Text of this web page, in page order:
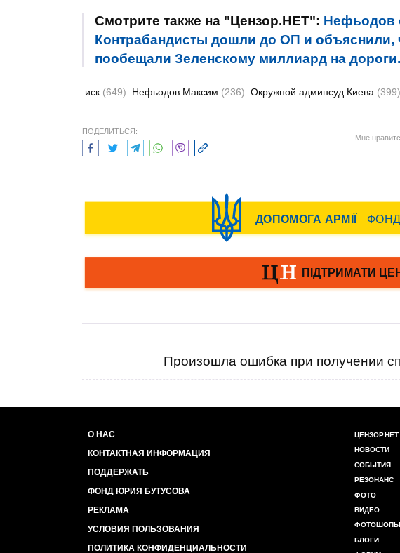
Смотрите также на "Цензор.НЕТ": Нефьодов
Контрабандисты дошли до ОП и объяснили,
пообещали Зеленскому миллиард на
иск (649) Нефьодов Максим (236) Окружной админсуд Киева (399)
ПОДЕЛИТЬСЯ:
Мне
Произошла ошибка при получении
О НАС
КОНТАКТНАЯ ИНФОРМАЦИЯ
ПОДДЕРЖАТЬ
ФОНД ЮРИЯ БУТУСОВА
РЕКЛАМА
УСЛОВИЯ ПОЛЬЗОВАНИЯ
ПОЛИТИКА КОНФИДЕНЦИАЛЬНОСТИ
ЦЕНЗОР.НЕТ
НОВОСТИ
СОБЫТИЯ
РЕЗОНАНС
ФОТО
ВИДЕО
ФОТОШОПЫ
БЛОГИ